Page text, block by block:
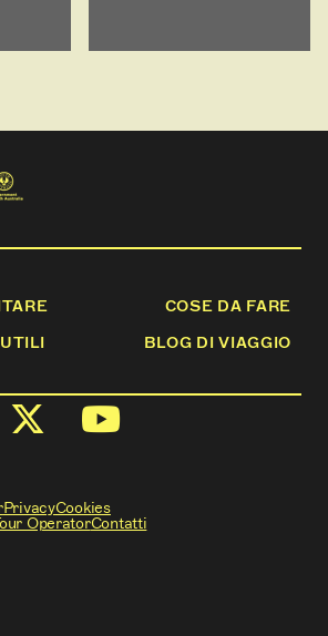
COSE DA FARE
BLOG DI VIAGGIO
OperatorContatti
PrivacyCookies